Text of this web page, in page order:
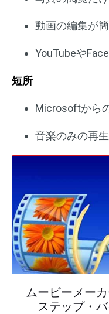
動画の編集が
YouTubeや
短所
Microsoftから
音楽のみの再
ムービーメー
ステップ・